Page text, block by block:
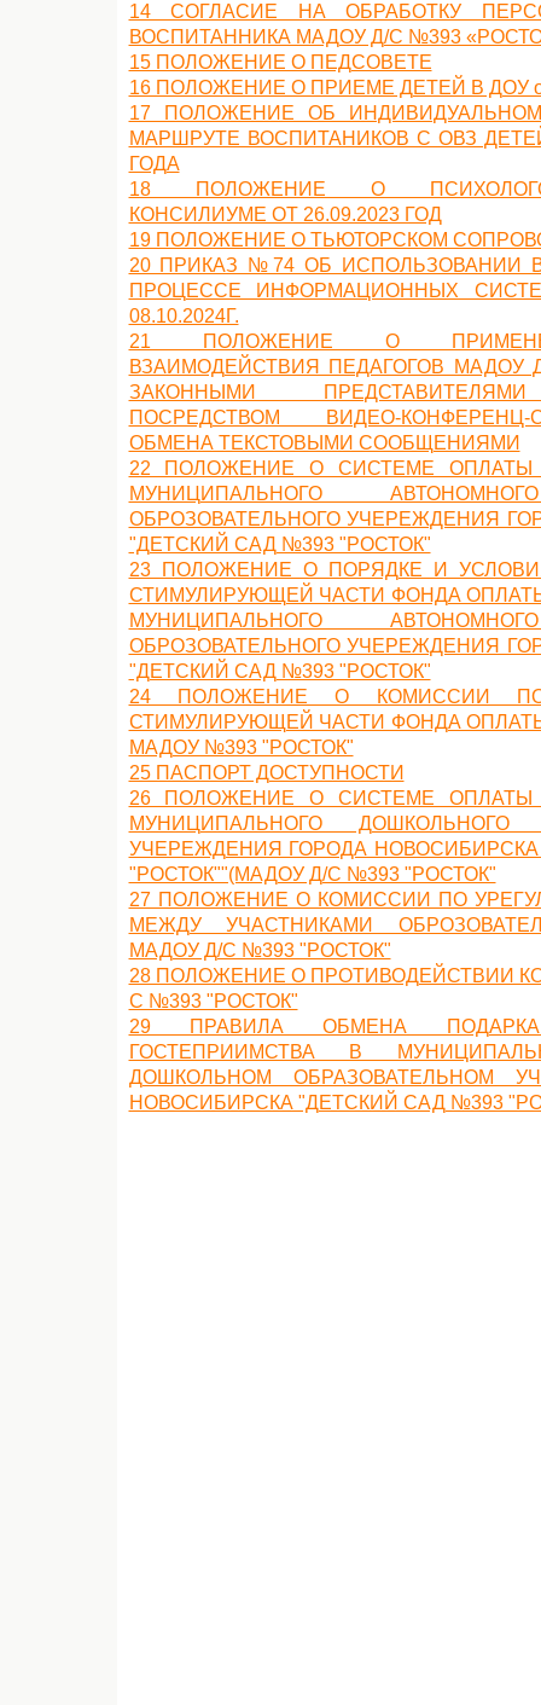
14 СОГЛАСИЕ НА ОБРАБОТКУ
ВОСПИТАННИКА МАДОУ Д/С №393
15 ПОЛОЖЕНИЕ О ПЕДСОВЕТЕ
16 ПОЛОЖЕНИЕ О ПРИЕМЕ ДЕТЕЙ В ДОУ от
17 ПОЛОЖЕНИЕ ОБ
МАРШРУТЕ ВОСПИТАНИКОВ С ОВЗ
ГОДА
18 ПОЛОЖЕНИЕ О ПСИХОЛОГО-
КОНСИЛИУМЕ ОТ 26.09.2023 ГОД
19 ПОЛОЖЕНИЕ О ТЬЮТОРСКОМ
20 ПРИКАЗ №74 ОБ ИСПОЛЬЗОВАНИИ
ПРОЦЕССЕ ИНФОРМАЦИОННЫХ
08.10.2024Г.
21 ПОЛОЖЕНИЕ О
ВЗАИМОДЕЙСТВИЯ ПЕДАГОГОВ МАДОУ
ЗАКОННЫМИ
ПОСРЕДСТВОМ ВИДЕО-
ОБМЕНА ТЕКСТОВЫМИ СООБЩЕНИЯМИ
22 ПОЛОЖЕНИЕ О СИСТЕМЕ ОПЛАТЫ
МУНИЦИПАЛЬНОГО
ОБРОЗОВАТЕЛЬНОГО УЧЕРЕЖДЕНИЯ
"ДЕТСКИЙ САД №393 "РОСТОК"
23 ПОЛОЖЕНИЕ О ПОРЯДКЕ И
СТИМУЛИРУЮЩЕЙ ЧАСТИ ФОНДА
МУНИЦИПАЛЬНОГО
ОБРОЗОВАТЕЛЬНОГО УЧЕРЕЖДЕНИЯ
"ДЕТСКИЙ САД №393 "РОСТОК"
24 ПОЛОЖЕНИЕ О КОМИССИИ ПО
СТИМУЛИРУЮЩЕЙ ЧАСТИ ФОНДА
МАДОУ №393 "РОСТОК"
25 ПАСПОРТ ДОСТУПНОСТИ
26 ПОЛОЖЕНИЕ О СИСТЕМЕ ОПЛАТЫ
МУНИЦИПАЛЬНОГО ДОШКОЛЬНОГО
УЧЕРЕЖДЕНИЯ ГОРОДА
"РОСТОК""(МАДОУ Д/С №393 "РОСТОК"
27 ПОЛОЖЕНИЕ О КОМИССИИ ПО
МЕЖДУ УЧАСТНИКАМИ
МАДОУ Д/С №393 "РОСТОК"
28 ПОЛОЖЕНИЕ О ПРОТИВОДЕЙСТВИИ
С №393 "РОСТОК"
29 ПРАВИЛА ОБМЕНА
ГОСТЕПРИИМСТВА В
ДОШКОЛЬНОМ ОБРАЗОВАТЕЛЬНОМ
НОВОСИБИРСКА "ДЕТСКИЙ САД №393